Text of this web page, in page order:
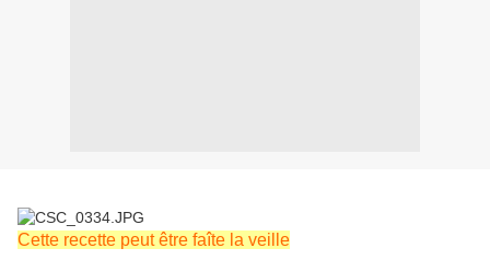
Cette recette peut être faîte la veille